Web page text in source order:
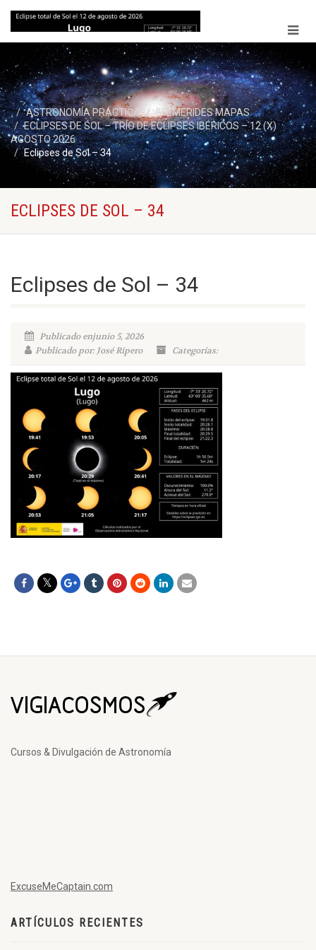
ASTRONOMÍA PRÁCTICA
EFEMERIDES MAPAS
ECLIPSES DE SOL – TRÍO DE ECLIPSES IBÉRICOS – 12 (X)
AGOSTO 2026
Eclipses de Sol – 34
ECLIPSES DE SOL – 34
Eclipses de Sol – 34
Publicado enjunio 5, 2026
Publicado por: José Ripero
Categorías:
Cursos & Divulgación de Astronomía
ExcuseMeCaptain.com
ARTÍCULOS RECIENTES